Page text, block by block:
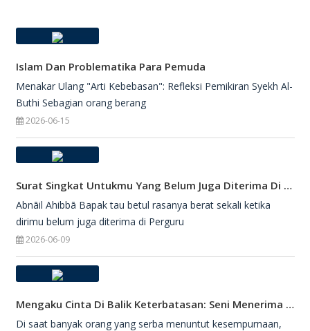
Islam Dan Problematika Para Pemuda
Menakar Ulang "Arti Kebebasan": Refleksi Pemikiran Syekh Al-
Buthi Sebagian orang berang
2026-06-15
Surat Singkat Untukmu Yang Belum Juga Diterima Di Perguruan Tinggi
Abnāil Ahibbā Bapak tau betul rasanya berat sekali ketika
dirimu belum juga diterima di Perguru
2026-06-09
Mengaku Cinta Di Balik Keterbatasan: Seni Menerima Diri Di Hadapan Ilahi
Di saat banyak orang yang serba menuntut kesempurnaan,